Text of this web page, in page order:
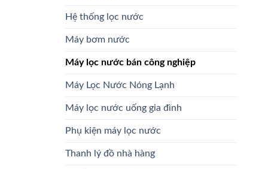
Hệ thống lọc nước
Máy bơm nước
Máy lọc nước bán công nghiệp
Máy Lọc Nước Nóng Lạnh
Máy lọc nước uống gia đình
Phụ kiện máy lọc nước
Thanh lý đồ nhà hàng